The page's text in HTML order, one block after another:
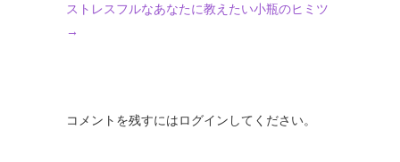
ストレスフルなあなたに教えたい小瓶のヒミツ
→
コメントを残すにはログインしてください。